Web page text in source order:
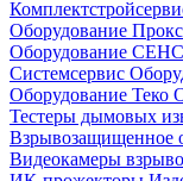
Оборудование
Оборудование
Системсервис
Оборудование Теко
Тестеры дымовых
Взрывозащищенное
Видеокамеры